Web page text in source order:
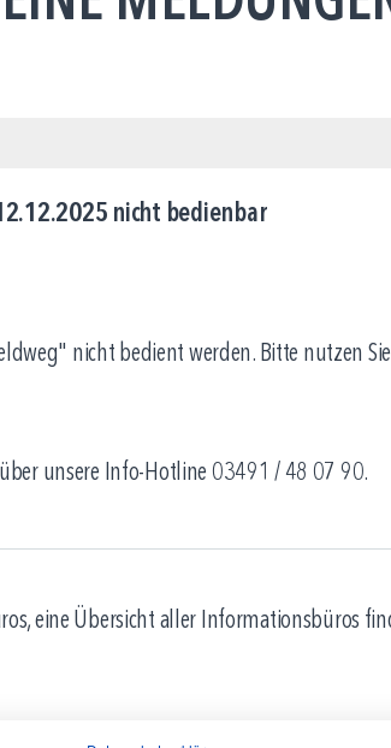
nicht bedienbar
nicht bedient werden. Bitte nutzen
unsere Info-Hotline 03491 / 48 07 90.
eine Übersicht aller Informationsbüros